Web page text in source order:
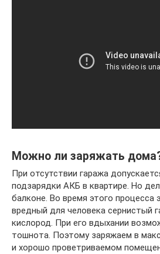
Можно ли заряжать
При отсутствии гаража
подзарядки АКБ в квартире. Но
балконе. Во время этого процесса
вредный для человека сернистый
кислород. При его вдыхании
тошнота. Поэтому заряжаем в
и хорошо проветриваемом